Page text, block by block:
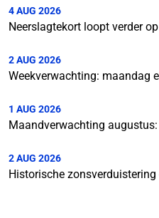
4 AUG 2026
Neerslagtekort loopt verder
2 AUG 2026
Weekverwachting: maandag
1 AUG 2026
Maandverwachting
2 AUG 2026
Historische